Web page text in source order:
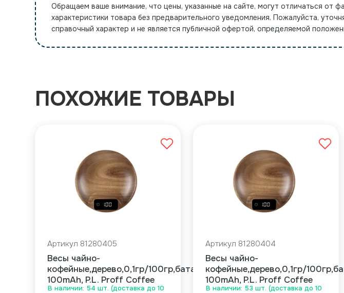
Обращаем ваше внимание, что цены, указанные на сайте, могут отличаться от
характеристики товара без предварительного уведомления. Пожалуйста,
справочный характер и не является публичной офертой, определяемой
ПОХОЖИЕ ТОВАРЫ
В наличии: 54 шт. (доставка до 10
Артикул 81280405
Весы чайно-
кофейные,дерево,0,1гр/100гр,батарейка
100mAh, P.L. Proff Coffee
В наличии: 53 шт. (доставка до 10
Артикул 81280404
Весы чайно-
кофейные,дерево,0,1гр/
100mAh, P.L. Proff Coffee